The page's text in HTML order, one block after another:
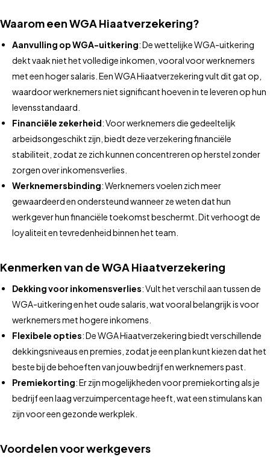
Waarom een WGA Hiaatverzekering?
Aanvulling op WGA-uitkering: De wettelijke WGA-uitkering
dekt vaak niet het volledige inkomen, vooral voor werknemers
met een hoger salaris. Een WGA Hiaatverzekering vult dit gat op,
waardoor werknemers niet significant hoeven in te leveren op hun
levensstandaard.
Financiële zekerheid: Voor werknemers die gedeeltelijk
arbeidsongeschikt zijn, biedt deze verzekering financiële
stabiliteit, zodat ze zich kunnen concentreren op herstel zonder
zorgen over inkomensverlies.
Werknemersbinding: Werknemers voelen zich meer
gewaardeerd en ondersteund wanneer ze weten dat hun
werkgever hun financiële toekomst beschermt. Dit verhoogt de
loyaliteit en tevredenheid binnen het team.
Kenmerken van de WGA Hiaatverzekering
Dekking voor inkomensverlies: Vult het verschil aan tussen de
WGA-uitkering en het oude salaris, wat vooral belangrijk is voor
werknemers met hogere inkomens.
Flexibele opties: De WGA Hiaatverzekering biedt verschillende
dekkingsniveaus en premies, zodat je een plan kunt kiezen dat het
beste bij de behoeften van jouw bedrijf en werknemers past.
Premiekorting: Er zijn mogelijkheden voor premiekorting als je
bedrijf een laag verzuimpercentage heeft, wat een stimulans kan
zijn voor een gezonde werkplek.
Voordelen voor werkgevers